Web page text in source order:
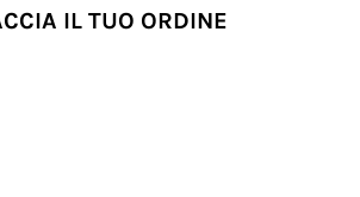
IL TUO ORDINE